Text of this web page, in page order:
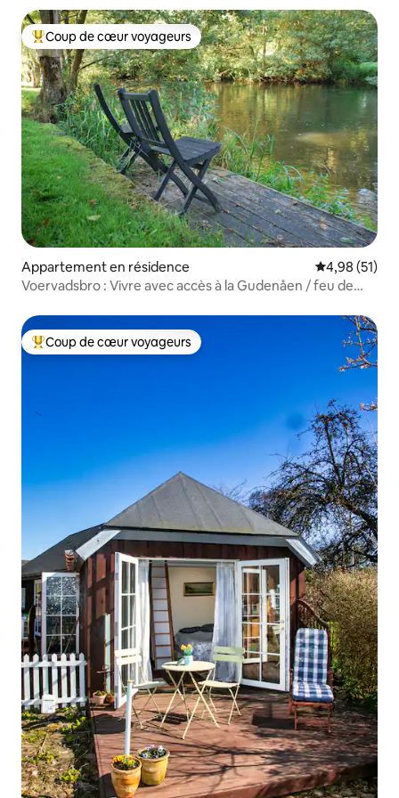
Coups de cœur voyageurs les plus appréciés
Coup de cœur voyageurs
Appartement en résidence Évaluation
4,98 (51)
Voervadsbro : Vivre avec accès à la Gudenåen / feu de
Coups de cœur voyageurs les plus appréciés
Coup de cœur voyageurs